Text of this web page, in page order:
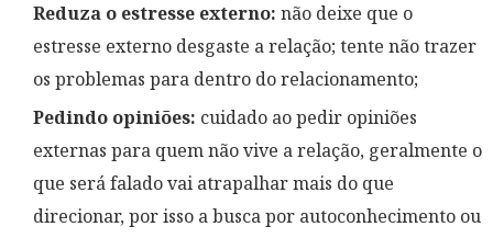
Reduza o estresse externo: não deixe que o
estresse externo desgaste a relação; tente não trazer
os problemas para dentro do relacionamento;
Pedindo opiniões: cuidado ao pedir opiniões
externas para quem não vive a relação, geralmente o
que será falado vai atrapalhar mais do que
direcionar, por isso a busca por autoconhecimento ou